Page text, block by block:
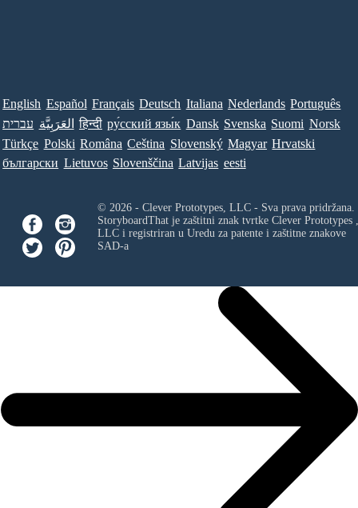
English Español Français Deutsch Italiana Nederlands Português
עברית العَرَبِيَّة हिन्दी ру́сский язы́к Dansk Svenska Suomi Norsk
Türkçe Polski Româna Ceština Slovenský Magyar Hrvatski
български Lietuvos Slovenščina Latvijas eesti
© 2026 - Clever Prototypes, LLC - Sva prava pridržana.
StoryboardThat je zaštitni znak tvrtke Clever Prototypes ,
LLCi registriran u Uredu za patente i zaštitne znakove
SAD-a